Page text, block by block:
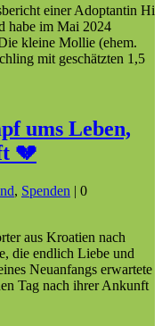
einer Adoptantin Hi
habe im Mai 2024
kleine Mollie (ehem.
mit geschätzten 1,5
ums Leben,
💔
, Spenden | 0
aus Kroatien nach
die endlich Liebe und
Neuanfangs erwartete
Tag nach ihrer Ankunft